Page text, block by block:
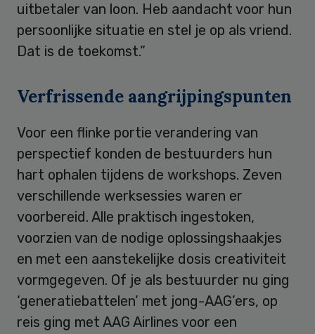
uitbetaler van loon. Heb aandacht voor hun
persoonlijke situatie en stel je op als vriend.
Dat is de toekomst.”
Verfrissende aangrijpingspunten
Voor een flinke portie verandering van
perspectief konden de bestuurders hun
hart ophalen tijdens de workshops. Zeven
verschillende werksessies waren er
voorbereid. Alle praktisch ingestoken,
voorzien van de nodige oplossingshaakjes
en met een aanstekelijke dosis creativiteit
vormgegeven. Of je als bestuurder nu ging
‘generatiebattelen’ met jong-AAG’ers, op
reis ging met AAG Airlines voor een